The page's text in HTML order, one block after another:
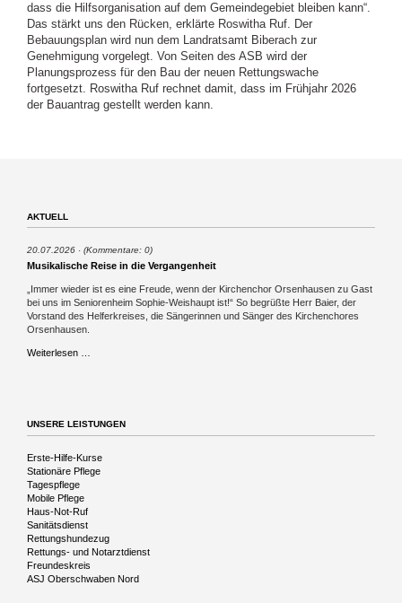
dass die Hilfsorganisation auf dem Gemeindegebiet bleiben kann“.
Das stärkt uns den Rücken, erklärte Roswitha Ruf. Der
Bebauungsplan wird nun dem Landratsamt Biberach zur
Genehmigung vorgelegt. Von Seiten des ASB wird der
Planungsprozess für den Bau der neuen Rettungswache
fortgesetzt. Roswitha Ruf rechnet damit, dass im Frühjahr 2026
der Bauantrag gestellt werden kann.
AKTUELL
20.07.2026 (Kommentare: 0)
Musikalische Reise in die Vergangenheit
„Immer wieder ist es eine Freude, wenn der Kirchenchor Orsenhausen zu Gast
bei uns im Seniorenheim Sophie-Weishaupt ist!“ So begrüßte Herr Baier, der
Vorstand des Helferkreises, die Sängerinnen und Sänger des Kirchenchores
Orsenhausen.
Weiterlesen …
UNSERE LEISTUNGEN
Navigation
überspringen
Erste-Hilfe-Kurse
Stationäre Pflege
Tagespflege
Mobile Pflege
Haus-Not-Ruf
Sanitätsdienst
Rettungshundezug
Rettungs- und Notarztdienst
Freundeskreis
ASJ Oberschwaben Nord